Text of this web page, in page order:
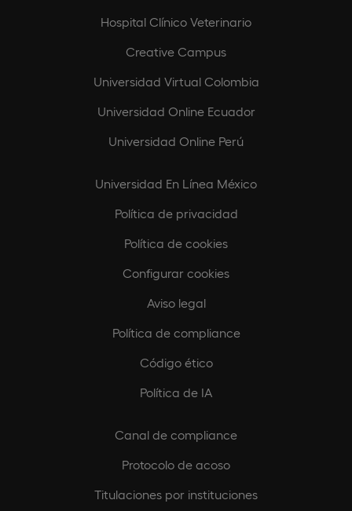
Hospital Clínico Veterinario
Creative Campus
Universidad Virtual Colombia
Universidad Online Ecuador
Universidad Online Perú
Universidad En Línea México
Política de privacidad
Política de cookies
Configurar cookies
Aviso legal
Política de compliance
Código ético
Política de IA
Canal de compliance
Protocolo de acoso
Titulaciones por instituciones